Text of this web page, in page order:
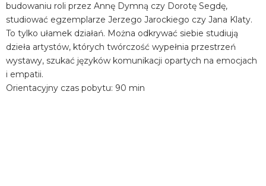
budowaniu roli przez Annę Dymną czy Dorotę Segdę,
studiować egzemplarze Jerzego Jarockiego czy Jana Klaty.
To tylko ułamek działań. Można odkrywać siebie studiują
dzieła artystów, których twórczość wypełnia przestrzeń
wystawy, szukać języków komunikacji opartych na emocjach
i empatii.
Orientacyjny czas pobytu: 90 min